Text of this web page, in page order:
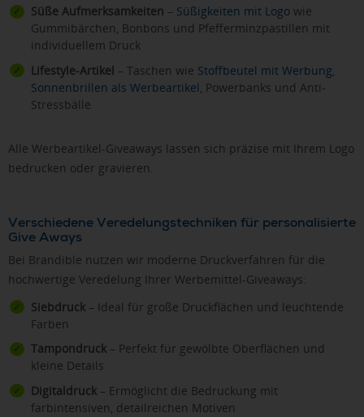
Süße Aufmerksamkeiten – Süßigkeiten mit Logo wie
Gummibärchen, Bonbons und Pfefferminzpastillen mit
individuellem Druck
Lifestyle-Artikel – Taschen wie Stoffbeutel mit Werbung,
Sonnenbrillen als Werbeartikel, Powerbanks und Anti-
Stressbälle
Alle Werbeartikel-Giveaways lassen sich präzise mit Ihrem Logo
bedrucken oder gravieren.
Verschiedene Veredelungstechniken für personalisierte
Give Aways
Bei Brandible nutzen wir moderne Druckverfahren für die
hochwertige Veredelung Ihrer Werbemittel-Giveaways:
Siebdruck – Ideal für große Druckflächen und leuchtende
Farben
Tampondruck – Perfekt für gewölbte Oberflächen und
kleine Details
Digitaldruck – Ermöglicht die Bedruckung mit
farbintensiven, detailreichen Motiven